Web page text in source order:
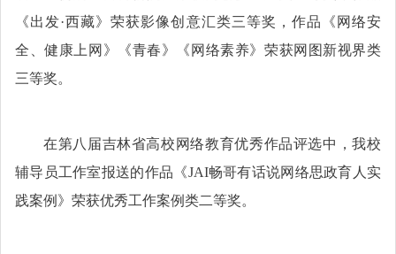
《出发·西藏》荣获影像创意汇类三等奖，作品《网络安
全、健康上网》《青春》《网络素养》荣获网图新视界类
三等奖。
在第八届吉林省高校网络教育优秀作品评选中，我校
辅导员工作室报送的作品《JAI畅哥有话说网络思政育人实
践案例》荣获优秀工作案例类二等奖。